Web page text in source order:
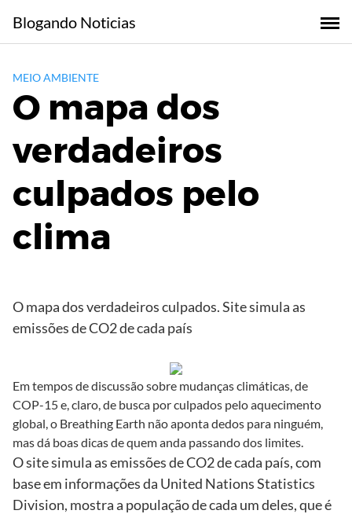
content
Blogando Noticias
MEIO AMBIENTE
O mapa dos
verdadeiros
culpados pelo
clima
O mapa dos verdadeiros culpados. Site simula as
emissões de CO2 de cada país
Em tempos de discussão sobre mudanças climáticas, de
COP-15 e, claro, de busca por culpados pelo aquecimento
global, o Breathing Earth não aponta dedos para ninguém,
mas dá boas dicas de quem anda passando dos limites.
O site simula as emissões de CO2 de cada país, com
base em informações da United Nations Statistics
Division, mostra a população de cada um deles, que é